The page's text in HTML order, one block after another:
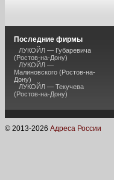
Последние фирмы
ЛУКОЙЛ — Губаревича
(Ростов-на-Дону)
ЛУКОЙЛ —
Малиновского (Ростов-на-
Дону)
ЛУКОЙЛ — Текучева
(Ростов-на-Дону)
© 2013-2026 Адреса России